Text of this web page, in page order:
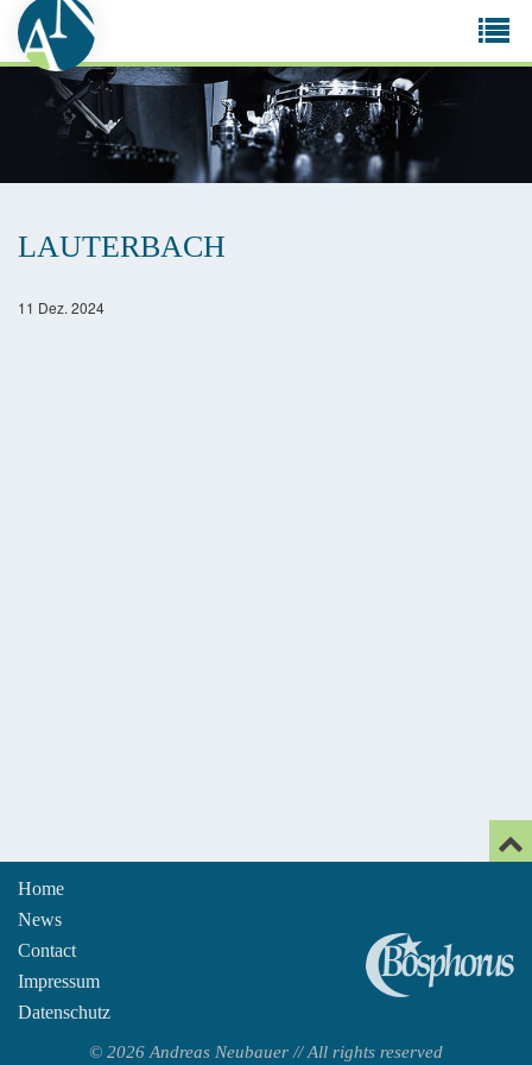
LAUTERBACH
11 Dez. 2024
Home
News
Contact
Impressum
Datenschutz
© 2026 Andreas Neubauer // All rights reserved